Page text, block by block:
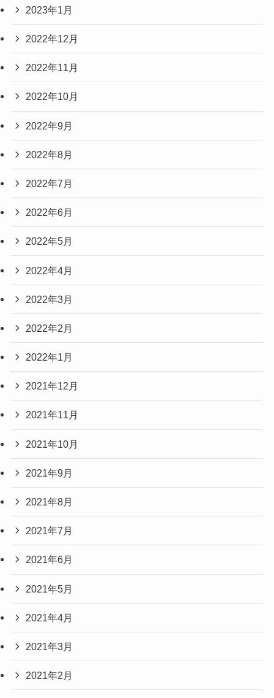
2023年1月
2022年12月
2022年11月
2022年10月
2022年9月
2022年8月
2022年7月
2022年6月
2022年5月
2022年4月
2022年3月
2022年2月
2022年1月
2021年12月
2021年11月
2021年10月
2021年9月
2021年8月
2021年7月
2021年6月
2021年5月
2021年4月
2021年3月
2021年2月